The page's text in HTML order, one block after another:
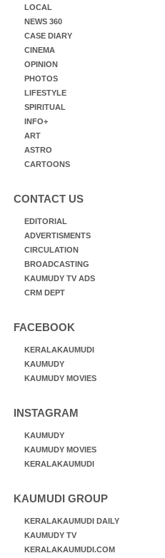
LOCAL
NEWS 360
CASE DIARY
CINEMA
OPINION
PHOTOS
LIFESTYLE
SPIRITUAL
INFO+
ART
ASTRO
CARTOONS
CONTACT US
EDITORIAL
ADVERTISMENTS
CIRCULATION
BROADCASTING
KAUMUDY TV ADS
CRM DEPT
FACEBOOK
KERALAKAUMUDI
KAUMUDY
KAUMUDY MOVIES
INSTAGRAM
KAUMUDY
KAUMUDY MOVIES
KERALAKAUMUDI
KAUMUDI GROUP
KERALAKAUMUDI DAILY
KAUMUDY TV
KERALAKAUMUDI.COM